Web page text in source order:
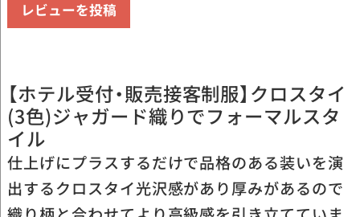
レビューを投稿
【ホテル受付・販売接客制服】クロスタイ
(3色)ジャガード織りでフォーマルスタ
イル
仕上げにプラスするだけで品格のある装いを演
出するクロスタイ光沢感があり厚みがあるので